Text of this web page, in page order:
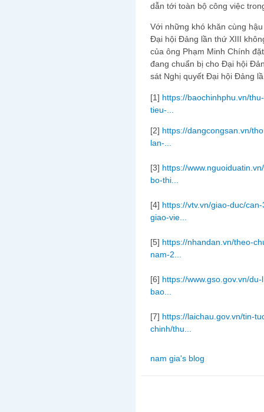
dẫn tới toàn bộ công việc
Với những khó khăn cùng
Đại hội Đảng lần thứ XIII
của ông Phạm Minh Chính
đang chuẩn bị cho Đại hội
sát Nghị quyết Đại hội Đảng
[1] https://baochinhphu.vn/
tieu-...
[2] https://dangcongsan.vn/
lan-...
[3] https://
bo-thi...
[4] https://vtv.vn/giao-duc/
giao-vie...
[5] https://nhandan.vn/theo-
nam-2...
[6] https://www.gso.gov.vn/
bao...
[7] https://laichau.gov.vn/tin-
chinh/thu...
nam gia's blog